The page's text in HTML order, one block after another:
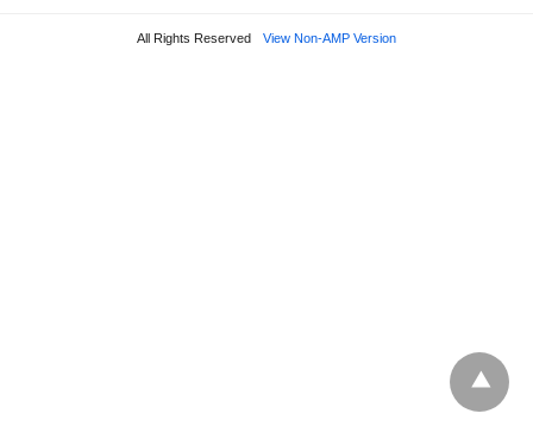
All Rights Reserved View Non-AMP Version